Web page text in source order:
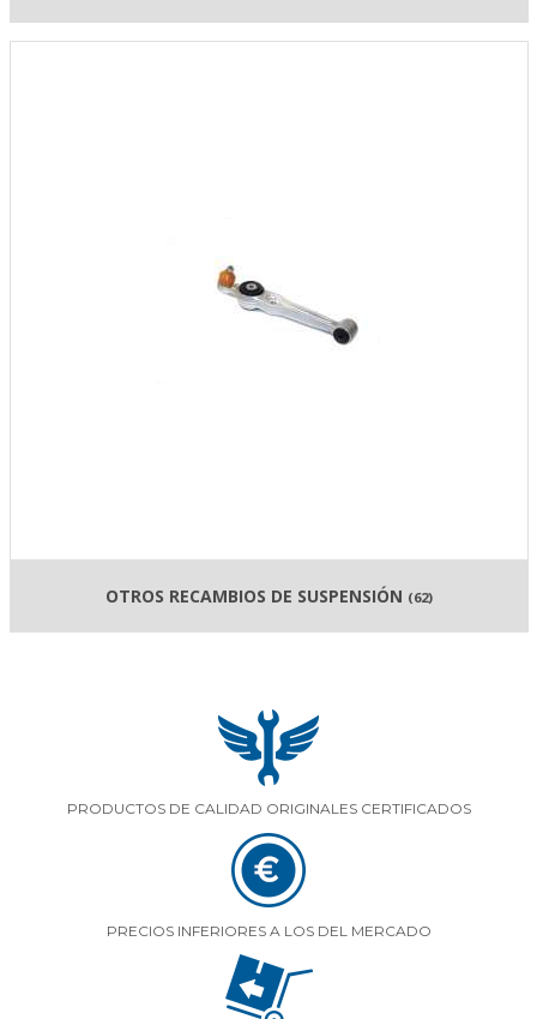
OTROS RECAMBIOS DE SUSPENSIÓN (62)
PRODUCTOS DE CALIDAD ORIGINALES CERTIFICADOS
PRECIOS INFERIORES A LOS DEL MERCADO